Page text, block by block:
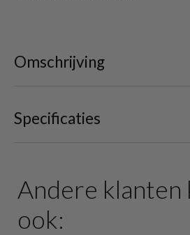
Omschrijving
Specificaties
Andere klanten
ook: